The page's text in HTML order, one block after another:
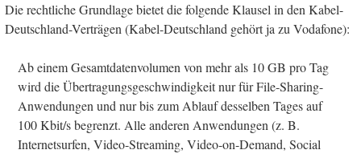
Die rechtliche Grundlage bietet die folgende Klausel in den Kabel-
Deutschland-Verträgen (Kabel-Deutschland gehört ja zu Vodafone):
Ab einem Gesamtdatenvolumen von mehr als 10 GB pro Tag
wird die Übertragungsgeschwindigkeit nur für File-Sharing-
Anwendungen und nur bis zum Ablauf desselben Tages auf
100 Kbit/s begrenzt. Alle anderen Anwendungen (z. B.
Internetsurfen, Video-Streaming, Video-on-Demand, Social